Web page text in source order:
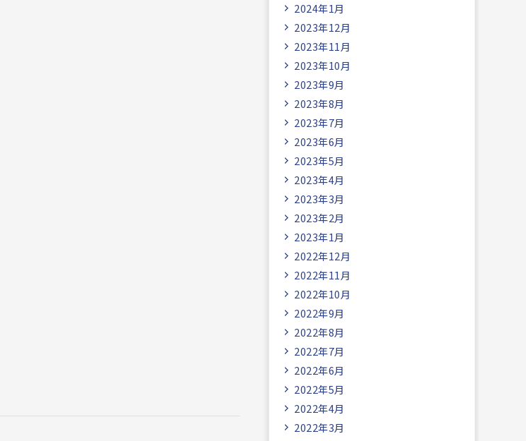
2024年1月
2023年12月
2023年11月
2023年10月
2023年9月
2023年8月
2023年7月
2023年6月
2023年5月
2023年4月
2023年3月
2023年2月
2023年1月
2022年12月
2022年11月
2022年10月
2022年9月
2022年8月
2022年7月
2022年6月
2022年5月
2022年4月
2022年3月